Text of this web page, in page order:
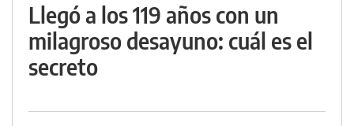
Llegó a los 119 años con un
milagroso desayuno: cuál es el
secreto